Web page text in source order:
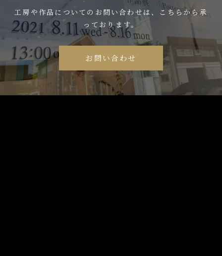
工房や作品についてのお問い合わせは、こちらから承
っております。
お問い合わせ